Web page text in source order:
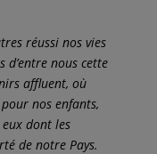
réussi nos vies
d’entre nous cette
affluent, où
nos enfants,
dont les
de notre Pays.